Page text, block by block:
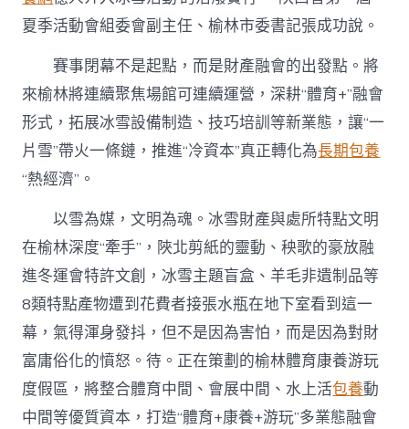
夏季活動會組委會副主任、榆林市委書記張成功說。
賽事閉幕不是起點，而是財產融會的出發點。將
來榆林將連續聚焦場館可連續運營，深耕“體育+”融會
形式，拓展冰雪設備制造、技巧培訓等新業態，讓“一
片雪”帶火一條鏈，推進“冷資本”真正轉化為長期包養
“熱經濟”。
以雪為媒，文明為魂。冰雪財產與處所特點文明
在榆林深度“牽手”，陜北剪紙的靈動、秧歌的豪放融
進冬運會特許文創，冰雪主題盲盒、羊毛非遺制品等
8類特點產物遭到花費者接張水瓶在地下室看到這一
幕，氣得渾身發抖，但不是因為害怕，而是因為對財
富庸俗化的憤怒。待。正在策劃的榆林體育康養游玩
度假區，將整合體育中間、會展中間、水上活包養動
中間等優質資本，打造“體育+康養+游玩”多業態融會